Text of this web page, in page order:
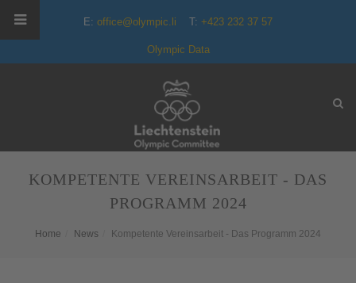
E: office@olympic.li T: +423 232 37 57
Olympic Data
KOMPETENTE VEREINSARBEIT - DAS
PROGRAMM 2024
Home News Kompetente Vereinsarbeit - Das Programm 2024